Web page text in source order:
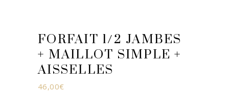
FORFAIT 1/2 JAMBES
+ MAILLOT SIMPLE +
AISSELLES
46,00€